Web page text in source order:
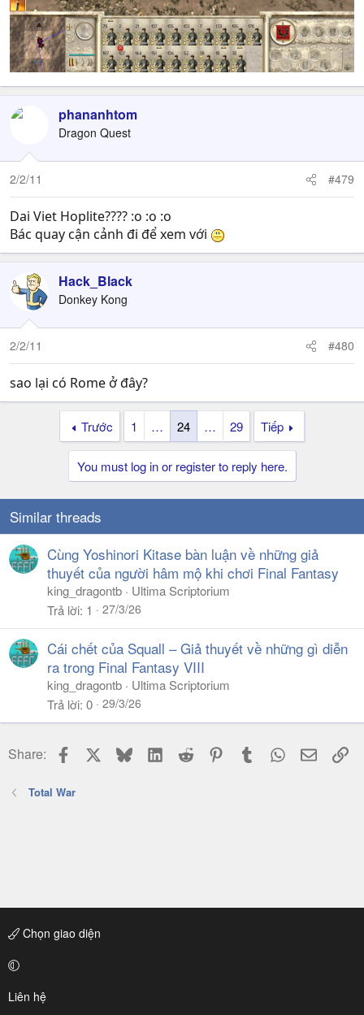
phananhtom
Dragon Quest
2/2/11 #479
Dai Viet Hoplite???? :o :o :o
Bác quay cận cảnh đi để xem với
Hack_Black
Donkey Kong
2/2/11 #480
sao lại có Rome ở đây?
Trước 1 … 24 … 29 Tiếp
You must log in or register to reply here.
Similar threads
Cùng Yoshinori Kitase bàn luận về những giả
thuyết của người hâm mộ khi chơi Final Fantasy
king_dragontb
Ultima Scriptorium
Trả lời 1 27/3/26
Cái chết của Squall – Giả thuyết về những gì diễn
ra trong Final Fantasy VIII
king_dragontb
Ultima Scriptorium
Trả lời 0 29/3/26
Share: Facebook BlueskyLinkedIn
Reddit PinterestTumblr WhatsApp
Email
Total War
Chọn giao diện
Liên hệ